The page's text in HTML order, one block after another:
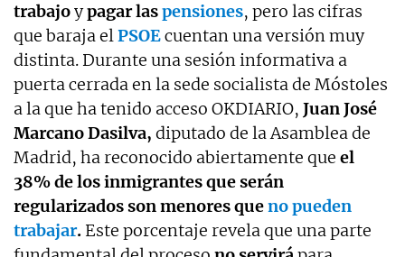
trabajoypagar laspensiones, pero las cifras
que baraja elPSOEcuentan una versión muy
distinta. Durante una sesión informativa a
puerta cerrada en la sede socialista de Móstoles
a la que ha tenido acceso OKDIARIO, Juan José
Marcano Dasilva, diputado de la Asamblea de
Madrid, ha reconocido abiertamente que el
38% de los inmigrantes que serán
regularizados son menores queno pueden
trabajar. Este porcentaje revela que una parte